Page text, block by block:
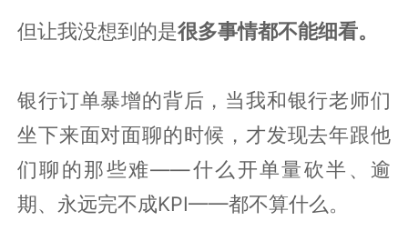
但让我没想到的是很多事情都不能细看。
银行订单暴增的背后，当我和银行老师们
坐下来面对面聊的时候，才发现去年跟他
们聊的那些难——什么开单量砍半、逾
期、永远完不成KPI——都不算什么。